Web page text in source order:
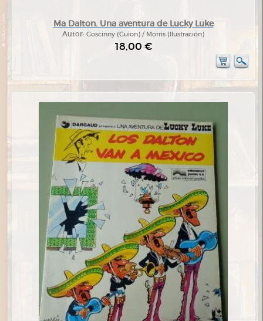
Ma Dalton. Una aventura de Lucky Luke
Autor: Goscinny (Guion) / Morris (Ilustración)
18,00 €